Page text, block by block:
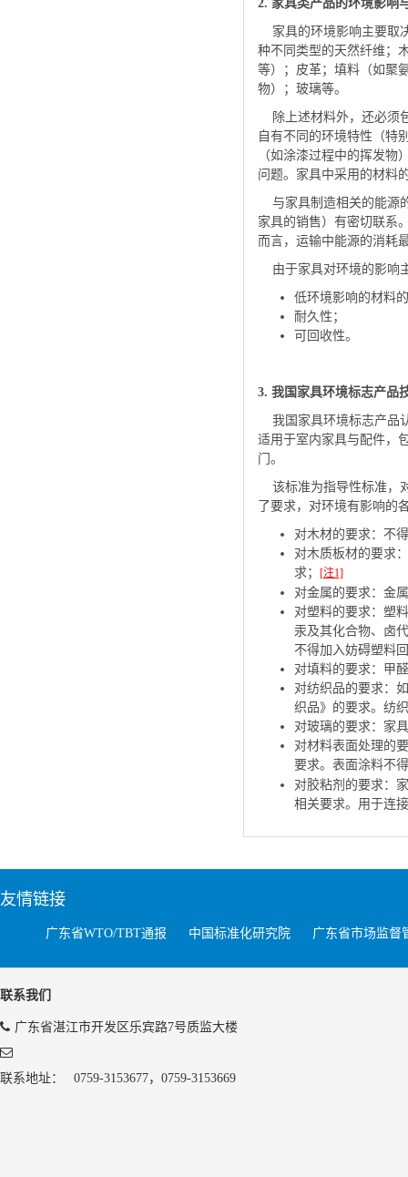
2. 家具类产品的环境影响
家具的环境影响主要取
种不同类型的天然纤维；
等）；皮革；填料（如聚
物）；玻璃等。
除上述材料外，还必须
自有不同的环境特性（特
（如涂漆过程中的挥发
问题。家具中采用的材料
与家具制造相关的能源
家具的销售）有密切联系
而言，运输中能源的消耗
由于家具对环境的影响
低环境影响的材料
耐久性；
可回收性。
3. 我国家具环境标志产品
我国家具环境标志产品
适用于室内家具与配件，
门。
该标准为指导性标准，
了要求，对环境有影响的
对木材的要求：不
对木质板材的要求
求；
[注1]
对金属的要求：金
对塑料的要求：塑
汞及其化合物、卤
不得加入妨碍塑料
对填料的要求：甲
对纺织品的要求：
织品》的要求。纺
对玻璃的要求：家
对材料表面处理的
要求。表面涂料不
对胶粘剂的要求：
相关要求。用于连
友情链接
广东省WTO/TBT通报 中国标准化研究院 广东省市场监督
联系我们
广东省湛江市开发区乐宾路7号质监大楼
联系地址： 0759-3153677，0759-3153669